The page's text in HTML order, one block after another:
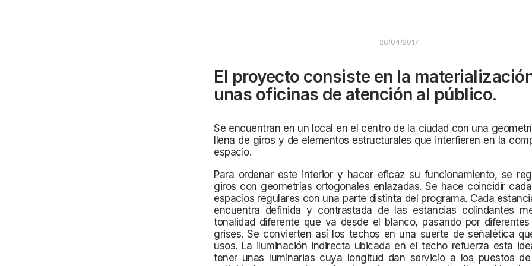
26/04/2017
El proyecto consiste en la
unas oficinas de atención al público.
Se encuentran en un local en el centro de la ciudad con una
llena de giros y de elementos estructurales que interfieren en la
espacio.
Para ordenar este interior y hacer eficaz su funcionamiento, se
giros con geometrías ortogonales enlazadas. Se hace coincidir
espacios regulares con una parte distinta del programa. Cada
encuentra definida y contrastada de las estancias colindantes
tonalidad diferente que va desde el blanco, pasando por
grises. Se convierten así los techos en una suerte de señalética
usos. La iluminación indirecta ubicada en el techo refuerza esta
tener unas luminarias cuya longitud dan servicio a los puestos